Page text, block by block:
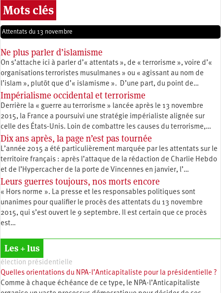
Mots clés
Attentats du 13 novembre
Ne plus parler d’islamisme
On s’attache ici à parler d’« attentats », de « terrorisme », voire d’«
organisations terroristes musulmanes » ou « agissant au nom de
l’islam », plutôt que d’« islamisme ». D’une part, du point de…
Impérialisme occidental et terrorisme
Derrière la « guerre au terrorisme » lancée après le 13 novembre
2015, la France a poursuivi une stratégie impérialiste alignée sur
celle des États-Unis. Loin de combattre les causes du terrorisme,…
Dix ans après, la page n’est pas tournée
L’année 2015 a été particulièrement marquée par les attentats sur le
territoire français : après l’attaque de la rédaction de Charlie Hebdo
et de l’Hypercacher de la porte de Vincennes en janvier, l’…
Leurs guerres toujours, nos morts encore
« Hors norme ». La presse et les responsables politiques sont
unanimes pour qualifier le procès des attentats du 13 novembre
2015, qui s’est ouvert le 9 septembre. Il est certain que ce procès
est…
Les + lus
élection présidentielle
Quelles orientations du NPA-l’Anticapitaliste pour la présidentielle ?
Comme à chaque échéance de ce type, le NPA-l’Anticapitaliste